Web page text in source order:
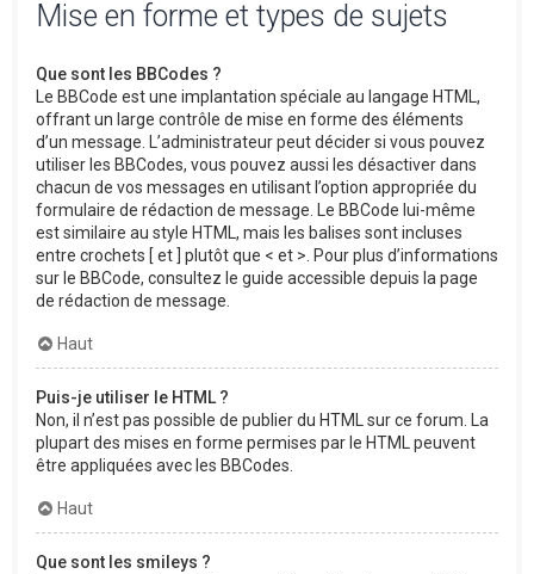
Mise en forme et types de sujets
Que sont les BBCodes ?
Le BBCode est une implantation spéciale au langage HTML,
offrant un large contrôle de mise en forme des éléments
d’un message. L’administrateur peut décider si vous pouvez
utiliser les BBCodes, vous pouvez aussi les désactiver dans
chacun de vos messages en utilisant l’option appropriée du
formulaire de rédaction de message. Le BBCode lui-même
est similaire au style HTML, mais les balises sont incluses
entre crochets [ et ] plutôt que < et >. Pour plus d’informations
sur le BBCode, consultez le guide accessible depuis la page
de rédaction de message.
Haut
Puis-je utiliser le HTML ?
Non, il n’est pas possible de publier du HTML sur ce forum. La
plupart des mises en forme permises par le HTML peuvent
être appliquées avec les BBCodes.
Haut
Que sont les smileys ?